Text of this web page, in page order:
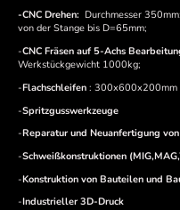
-CNC Drehen: Durchmesser
von der Stange bis D=65mm;
-CNC Fräsen auf 5-Achs
Werkstückgewicht 1000kg;
-Flachschleifen : 300x600x200mm
-Spritzgusswerkzeuge
-Reparatur und Neuanfertigung
-Schweißkonstruktionen
-Konstruktion von Bauteilen und
-Industrieller 3D-Druck